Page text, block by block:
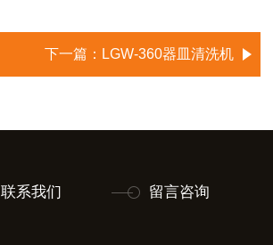
下一篇： LGW-360器皿清洗机
联系我们 留言咨询